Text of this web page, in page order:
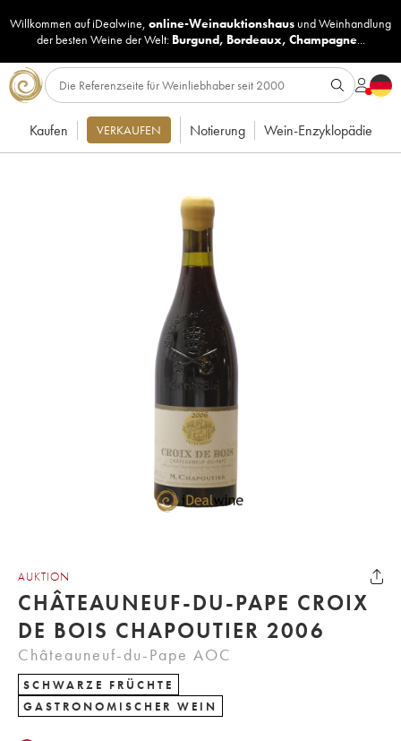
Willkommen auf iDealwine, online-Weinauktionshaus undWeinhandlung
der besten Weine der Welt: Burgund, Bordeaux, Champagne...
Kaufen VERKAUFEN Notierung Wein-Enzyklopädie
AUKTION
CHÂTEAUNEUF-DU-PAPE CROIX
DE BOIS CHAPOUTIER 2006
Châteauneuf-du-Pape AOC
SCHWARZE FRÜCHTE
GASTRONOMISCHER WEIN